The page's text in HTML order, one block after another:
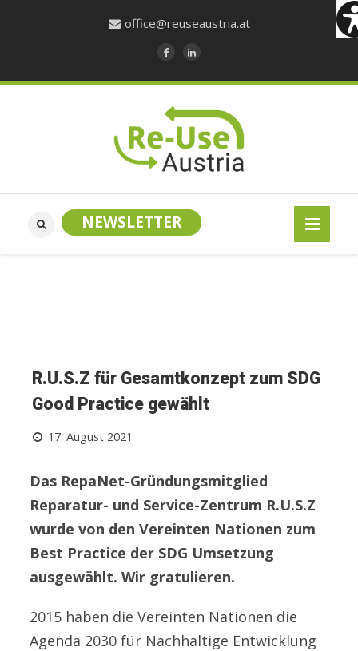
office@reuseaustria.at
NEWSLETTER
R.U.S.Z für Gesamtkonzept zum SDG
Good Practice gewählt
17. August 2021
Das RepaNet-Gründungsmitglied
Reparatur- und Service-Zentrum R.U.S.Z
wurde von den Vereinten Nationen zum
Best Practice der SDG Umsetzung
ausgewählt. Wir gratulieren.
2015 haben die Vereinten Nationen die
Agenda 2030 für Nachhaltige Entwicklung